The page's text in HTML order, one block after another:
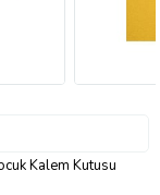
Kalem Kutusu